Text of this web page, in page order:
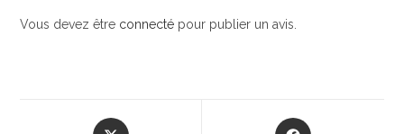
Vous devez être connecté pour publier un avis.
Opens
Opens